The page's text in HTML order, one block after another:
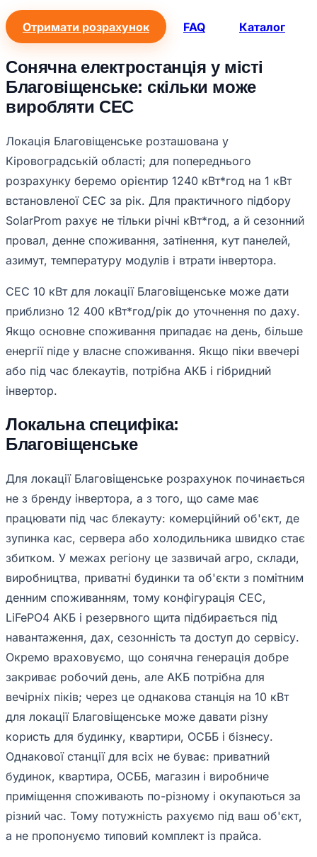
Отримати розрахунок FAQ Каталог
Сонячна електростанція у місті
Благовіщенське: скільки може
виробляти СЕС
Локація Благовіщенське розташована у
Кіровоградській області; для попереднього
розрахунку беремо орієнтир 1240 кВт*год на 1 кВт
встановленої СЕС за рік. Для практичного підбору
SolarProm рахує не тільки річні кВт*год, а й сезонний
провал, денне споживання, затінення, кут панелей,
азимут, температуру модулів і втрати інвертора.
СЕС 10 кВт для локації Благовіщенське може дати
приблизно 12 400 кВт*год/рік до уточнення по даху.
Якщо основне споживання припадає на день, більше
енергії піде у власне споживання. Якщо піки ввечері
або під час блекаутів, потрібна АКБ і гібридний
інвертор.
Локальна специфіка:
Благовіщенське
Для локації Благовіщенське розрахунок починається
не з бренду інвертора, а з того, що саме має
працювати під час блекауту: комерційний об'єкт, де
зупинка кас, сервера або холодильника швидко стає
збитком. У межах регіону це зазвичай агро, склади,
виробництва, приватні будинки та об'єкти з помітним
денним споживанням, тому конфігурація СЕС,
LiFePO4 АКБ і резервного щита підбирається під
навантаження, дах, сезонність та доступ до сервісу.
Окремо враховуємо, що сонячна генерація добре
закриває робочий день, але АКБ потрібна для
вечірніх піків; через це однакова станція на 10 кВт
для локації Благовіщенське може давати різну
користь для будинку, квартири, ОСББ і бізнесу.
Однакової станції для всіх не буває: приватний
будинок, квартира, ОСББ, магазин і виробниче
приміщення споживають по-різному і окупаються за
різний час. Тому потужність рахуємо під ваш об'єкт,
а не пропонуємо типовий комплект із прайса.